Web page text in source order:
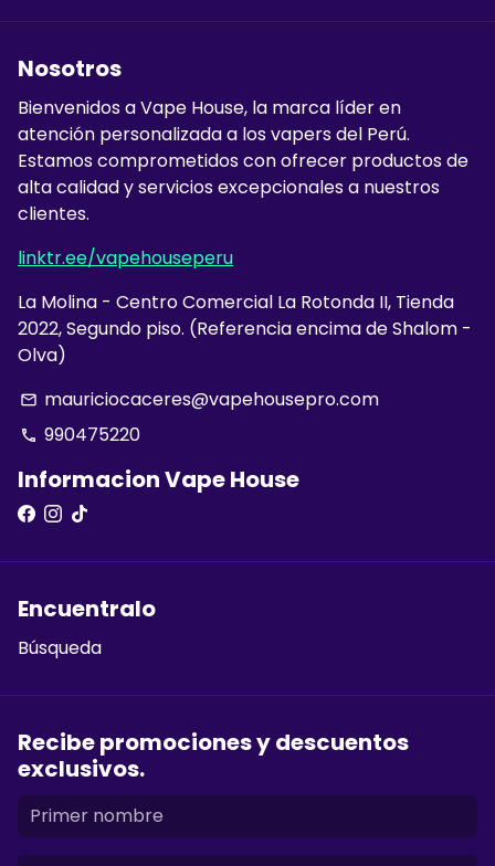
Nosotros
Bienvenidos a Vape House, la marca líder en
atención personalizada a los vapers del Perú.
Estamos comprometidos con ofrecer productos de
alta calidad y servicios excepcionales a nuestros
clientes.
linktr.ee/vapehouseperu
La Molina - Centro Comercial La Rotonda II, Tienda
2022, Segundo piso. (Referencia encima de Shalom -
Olva)
email mauriciocaceres@vapehousepro.com
phone 990475220
Informacion Vape House
Encuentralo
Búsqueda
Recibe promociones y descuentos
exclusivos.